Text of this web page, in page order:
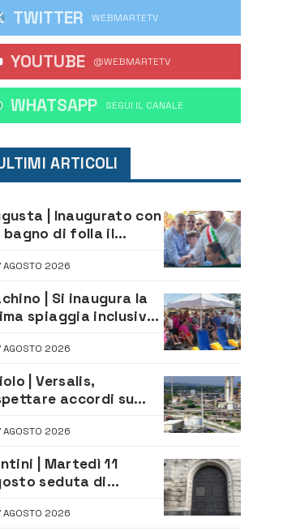
TWITTER WEBMARTETV
YOUTUBE @WEBMARTETV
WHATSAPP ‎SEGUI IL CANALE
ARTICOLI
| Inaugurato con
bagno di folla il
AGOSTO 2026
| Si inaugura la
spiaggia inclusiva
e prevenzione
a tutti
AGOSTO 2026
| Versalis,
accordi su
Il sindaco scrive
società
AGOSTO 2026
| Martedì 11
seduta di
AGOSTO 2026